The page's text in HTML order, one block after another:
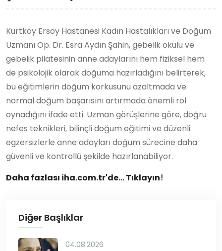
Kurtköy Ersoy Hastanesi Kadın Hastalıkları ve Doğum
Uzmanı Op. Dr. Esra Aydın Şahin, gebelik okulu ve
gebelik pilatesinin anne adaylarını hem fiziksel hem
de psikolojik olarak doğuma hazırladığını belirterek,
bu eğitimlerin doğum korkusunu azaltmada ve
normal doğum başarısını artırmada önemli rol
oynadığını ifade etti. Uzman görüşlerine göre, doğru
nefes teknikleri, bilinçli doğum eğitimi ve düzenli
egzersizlerle anne adayları doğum sürecine daha
güvenli ve kontrollü şekilde hazırlanabiliyor.
Daha fazlası iha.com.tr'de... Tıklayın!
Diğer Başlıklar
04.08.2026